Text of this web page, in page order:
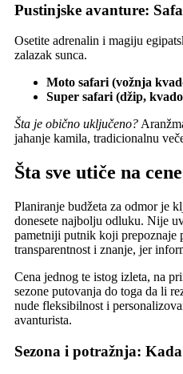
Pustinjske avanture:
Osetite adrenalin i magiju
zalazak sunca.
Moto safari (vožnja
Super safari (džip,
Šta je obično uključeno?
jahanje kamila, tradicionalnu
Šta sve utiče na
Planiranje budžeta za odmor je
donesete najbolju odluku. Nije
pametniji putnik koji prepoznaje
transparentnost i znanje, jer
Cena jednog te istog izleta, na
sezone putovanja do toga da li
nude fleksibilnost i
avanturista.
Sezona i potražnja: